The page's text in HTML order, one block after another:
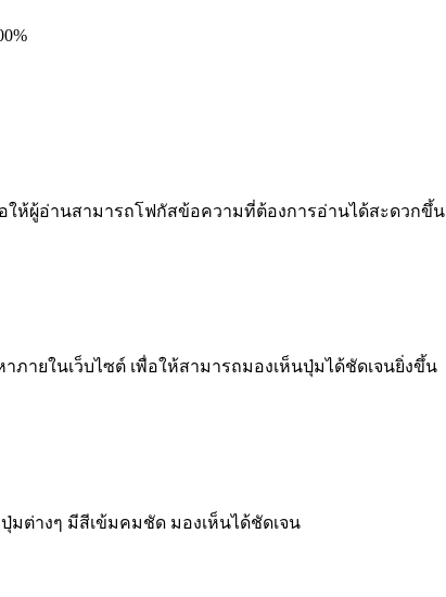
ให้ผู้อ่านสามารถโฟกัสข้อความที่ต้องการอ่านได้สะดวกขึ้น
ายในเว็บไซต์ เพื่อให้สามารถมองเห็นปุ่มได้ชัดเจนยิ่งขึ้น
มต่างๆ มีสีเข้มคมชัด มองเห็นได้ชัดเจน